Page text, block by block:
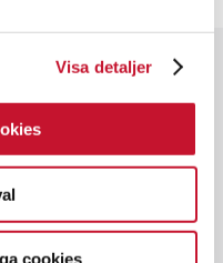
Visa detaljer
cookies